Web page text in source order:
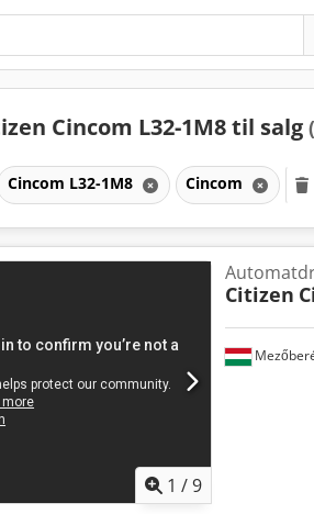
Cincom L32-1M8 til salg
Cincom L32-1M8 Cincom
1 /9
Citizen